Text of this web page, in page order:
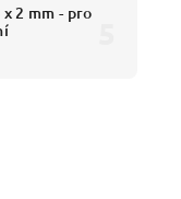
x 2 mm - pro